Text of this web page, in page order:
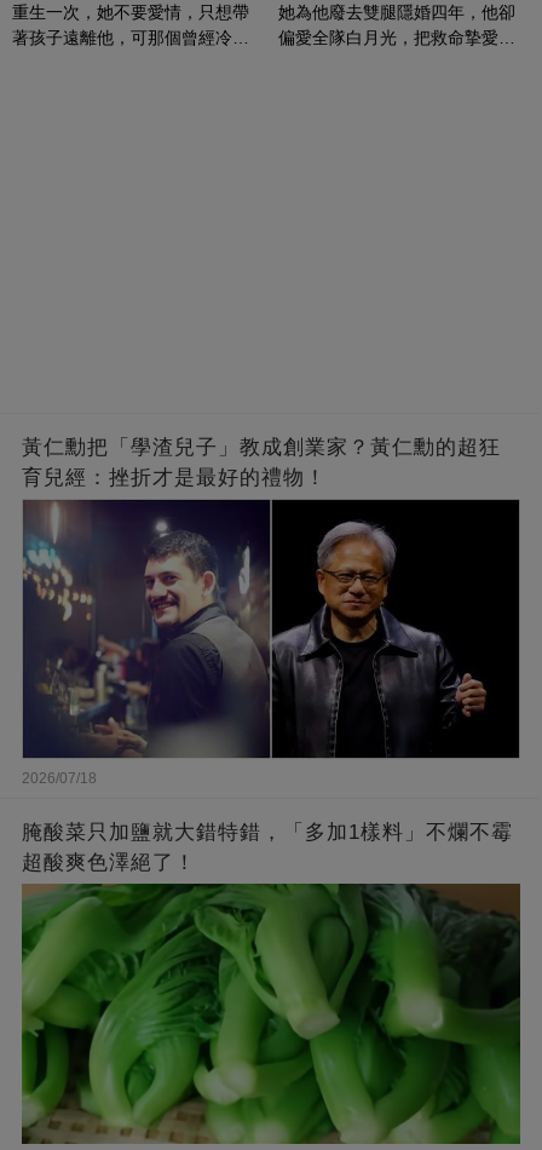
重生一次，她不要愛情，只想帶
著孩子遠離他，可那個曾經冷漠
她為他廢去雙腿隱婚四年，他卻
偏愛全隊白月光，把救命摯愛當
黃仁勳把「學渣兒子」教成創業家？黃仁勳的超狂
育兒經：挫折才是最好的禮物！
2026/07/18
腌酸菜只加鹽就大錯特錯，「多加1樣料」不爛不霉
超酸爽色澤絕了！